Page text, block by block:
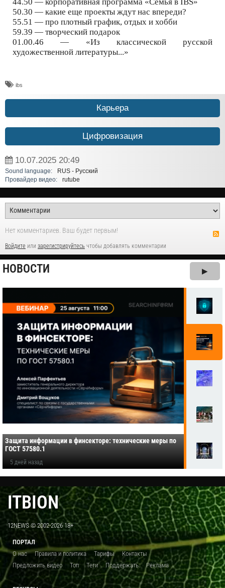
50.30 — какие еще проекты ждут нас впереди?
55.51 — про плотный график, отдых и хобби
59.39 — творческий подарок
01.00.46 — «Из классической русской
художественной литературы...»
ibs
Карьера
Цифровизация
10.07.2025 20:49
Sound language:
RUS - Русский
Провайдер видео:
rutube
Нет комментариев. Ваш будет первым!
Войдите или зарегистрируйтесь чтобы добавлять комментарии
НОВОСТИ ▶
Защита информации в финсекторе: технические меры по
ГОСТ 57580.1
5 дней назад
ITBION
12NEWS © 2002-2026 18+
ПОРТАЛ
О нас
Правила и политика Тарифы
Контакты
Предложить видео
Топ Теги Поддержать Реклама